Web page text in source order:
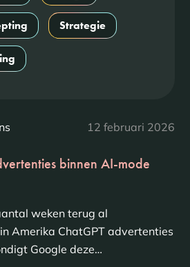
Strategie
12 februari 2026
binnen AI-mode
weken terug al
Amerika ChatGPT advertenties
Google deze…